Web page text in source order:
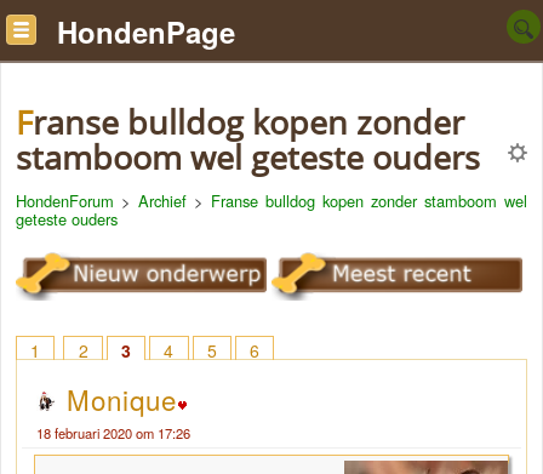
HondenPage
Franse bulldog kopen zonder
stamboom wel geteste ouders
HondenForum > Archief > Franse bulldog kopen zonder stamboom wel
geteste ouders
1 2 3 4 5 6
Monique
18 februari 2020 om 17:26